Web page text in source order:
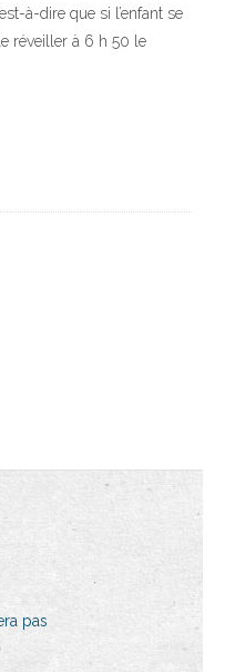
à-dire que si l’enfant se
réveiller à 6 h 50 le
pas